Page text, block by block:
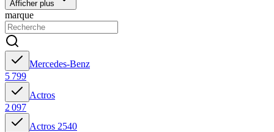
Afficher plus
marque
Mercedes-Benz
5 799
Actros
2 097
Actros 2540